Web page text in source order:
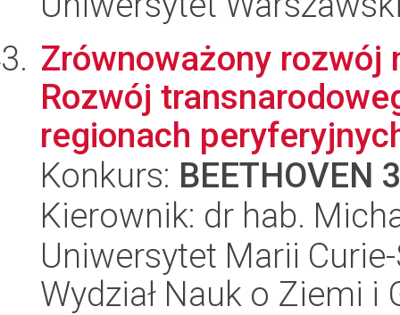
Zrównoważony
Rozwój
regionach
Konkurs: BEETHOVEN
Kierownik: dr hab.
Uniwersytet Marii
Wydział Nauk o Ziemi